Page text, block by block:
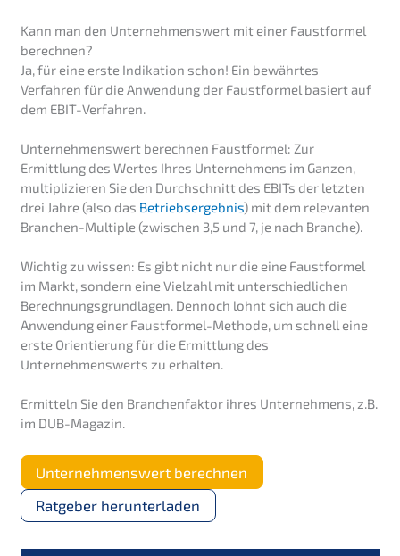
Kann man den Unternehmenswert mit einer Faustformel
berechnen?
Ja, für eine erste Indikation schon! Ein bewährtes
Verfahren für die Anwendung der Faustformel basiert auf
dem EBIT-Verfahren.
Unternehmenswert berechnen Faustformel: Zur
Ermittlung des Wertes Ihres Unternehmens im Ganzen,
multiplizieren Sie den Durchschnitt des EBITs der letzten
drei Jahre (also das Betriebsergebnis) mit dem relevanten
Branchen-Multiple (zwischen 3,5 und 7, je nach Branche).
Wichtig zu wissen: Es gibt nicht nur die eine Faustformel
im Markt, sondern eine Vielzahl mit unterschiedlichen
Berechnungsgrundlagen. Dennoch lohnt sich auch die
Anwendung einer Faustformel-Methode, um schnell eine
erste Orientierung für die Ermittlung des
Unternehmenswerts zu erhalten.
Ermitteln Sie den Branchenfaktor ihres Unternehmens, z.B.
im DUB-Magazin.
Unternehmenswert berechnen
Ratgeber herunterladen